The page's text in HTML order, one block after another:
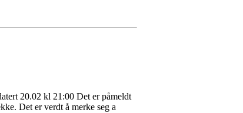
20.02 kl 21:00 Det er påmeldt
Det er verdt å merke seg a